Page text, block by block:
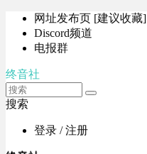
网址发布页 [建议收藏]
Discord频道
电报群
终音社
搜索
登录 / 注册